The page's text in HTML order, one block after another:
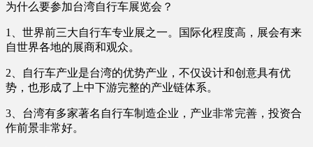
为什么要参加台湾自行车展览会？
1、世界前三大自行车专业展之一。国际化程度高，展会有来
自世界各地的展商和观众。
2、自行车产业是台湾的优势产业，不仅设计和创意具有优
势，也形成了上中下游完整的产业链体系。
3、台湾有多家著名自行车制造企业，产业非常完善，投资合
作前景非常好。